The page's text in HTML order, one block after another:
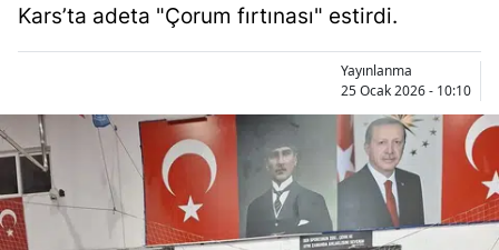
Bingöl
Bitlis
Bolu
Burdur
Kars’ta adeta "Çorum fırtınası" estirdi.
Yayınlanma
25 Ocak 2026 - 10:10